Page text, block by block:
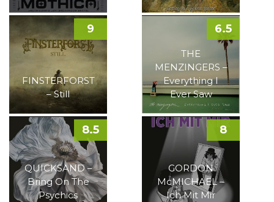
FINSTERFORST
– Still
9
THE
MENZINGERS –
Everything I
Ever Saw
6.5
QUICKSAND –
Bring On The
Psychics
8.5
GORDON
McMICHAEL –
Ich Mit Mir
8